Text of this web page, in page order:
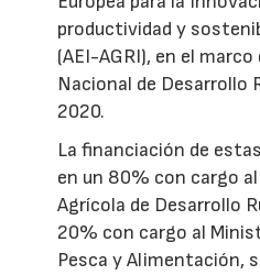
productividad y
(AEI-AGRI), en el
Nacional de Desarrollo
2020.
La financiación de
en un 80% con cargo
Agrícola de Desarrollo
20% con cargo al
Pesca y Alimentación,